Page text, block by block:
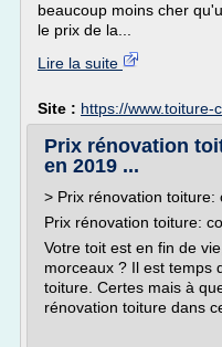
beaucoup moins cher
le prix de la...
Lire la suite
Site : https://www.toiture-
Prix rénovation
en 2019 ...
> Prix rénovation
Prix rénovation toiture:
Votre toit est en fin de
morceaux ? Il est temps
toiture. Certes mais à
rénovation toiture dans